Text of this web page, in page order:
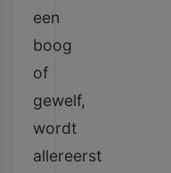
een
boog
of
gewelf,
wordt
allereerst